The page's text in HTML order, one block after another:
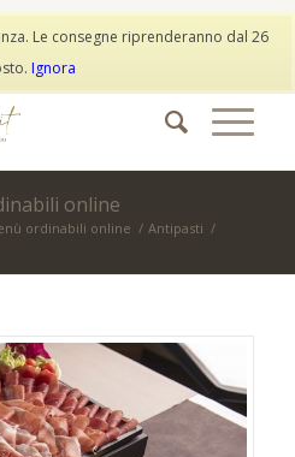
Wishlist
online
ordinabili online / Antipasti /
Le consegne riprenderanno dal 26
Ignora